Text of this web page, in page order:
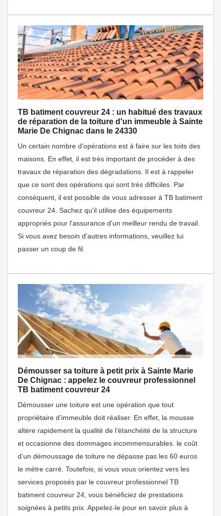
TB batiment couvreur 24 : un habitué des travaux
de réparation de la toiture d'un immeuble à Sainte
Marie De Chignac dans le 24330
Un certain nombre d'opérations est à faire sur les toits des
maisons. En effet, il est très important de procéder à des
travaux de réparation des dégradations. Il est à rappeler
que ce sont des opérations qui sont très difficiles. Par
conséquent, il est possible de vous adresser à TB batiment
couvreur 24. Sachez qu'il utilise des équipements
appropriés pour l'assurance d'un meilleur rendu de travail.
Si vous avez besoin d'autres informations, veuillez lui
passer un coup de fil.
Démousser sa toiture à petit prix à Sainte Marie
De Chignac : appelez le couvreur professionnel
TB batiment couvreur 24
Démousser une toiture est une opération que tout
propriétaire d’immeuble doit réaliser. En effet, la mousse
altère rapidement la qualité de l’étanchéité de la structure
et occasionne des dommages incommensurables. le coût
d’un démoussage de toiture ne dépasse pas les 60 euros
le mètre carré. Toutefois, si vous vous orientez vers les
services proposés par le couvreur professionnel TB
batiment couvreur 24, vous bénéficiez de prestations
soignées à petits prix. Appelez-le pour en savoir plus à